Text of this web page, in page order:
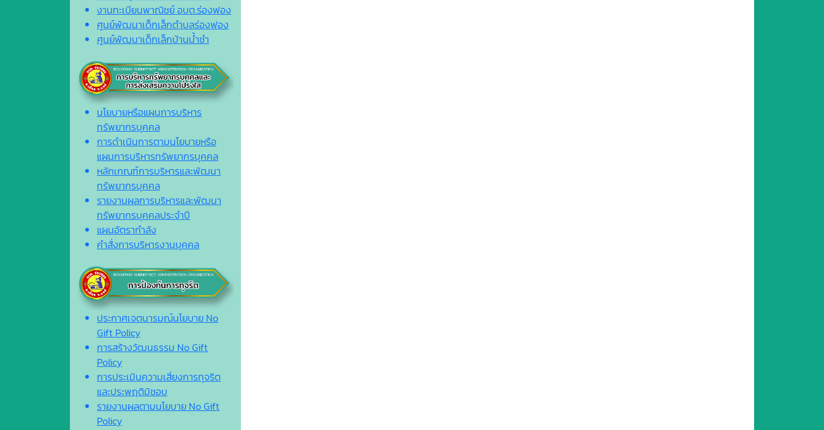
งานทะเบียนพาณิชย์ อบต.ร่องฟอง
ศูนย์พัฒนาเด็กเล็กตำบลร่องฟอง
ศูนย์พัฒนาเด็กเล็กบ้านน้ำชำ
นโยบายหรือแผนการบริหาร
ทรัพยากรบุคคล
การดำเนินการตามนโยบายหรือ
แผนการบริหารทรัพยากรบุคคล
หลักเกณฑ์การบริหารและพัฒนา
ทรัพยากรบุคคล
รายงานผลการบริหารและพัฒนา
ทรัพยากรบุคคลประจำปี
แผนอัตรากำลัง
คำสั่งการบริหารงานบุคคล
ประกาศเจตนารมณ์นโยบาย No
Gift Policy
การสร้างวัฒนธรรม No Gift
Policy
การประเมินความเสี่ยงการทุจริต
และประพฤติมิชอบ
รายงานผลตามนโยบาย No Gift
Policy